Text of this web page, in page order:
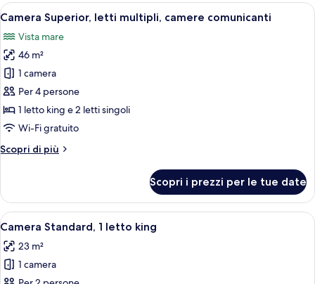
letto
terrazzo
Apri
tutte
le
foto
per
Camera
Superior,
letti
multipli,
camere
Una camera d'albergo con un letto,
8
Camera Superior, letti multipli, camere comunicanti
Vista mare
46 m²
1 camera
Per 4 persone
1 letto king e 2 letti singoli
Wi-Fi gratuito
Scopri di più
Altri
Superior,
letti
multipli,
comunicanti
Scopri i prezzi per le tue date
Apri
tutte
le
foto
Biancheria da letto di alta qualità,
4
Camera Standard, 1 letto king
23 m²
1 camera